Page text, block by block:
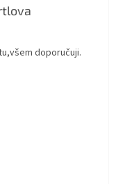
doporučuji.